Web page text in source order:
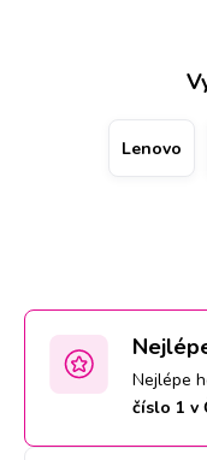
ihned nebo v nějaký
rezervovat termín.
ho po výměněLenovo
Nejlépe
číslo 1 v